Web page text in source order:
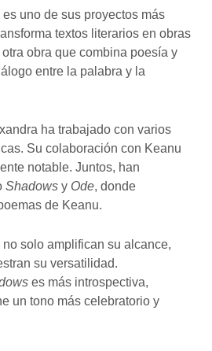
es uno de sus proyectos más
textos literarios en obras
obra que combina poesía y
entre la palabra y la
ha trabajado con varios
Su colaboración con Keanu
notable. Juntos, han
Shadowsy Ode, donde
de Keanu.
solo amplifican su alcance,
su versatilidad.
es más introspectiva,
un tono más celebratorio y